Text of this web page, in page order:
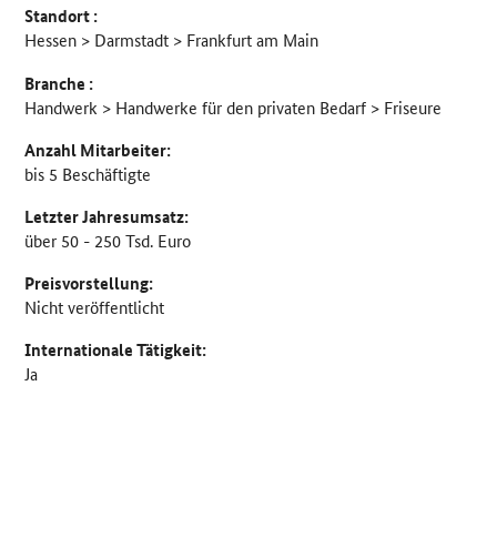
Standort :
Hessen > Darmstadt > Frankfurt am Main
Branche :
Handwerk > Handwerke für den privaten Bedarf > Friseure
Anzahl Mitarbeiter:
bis 5 Beschäftigte
Letzter Jahresumsatz:
über 50 - 250 Tsd. Euro
Preisvorstellung:
Nicht veröffentlicht
Internationale Tätigkeit:
Ja